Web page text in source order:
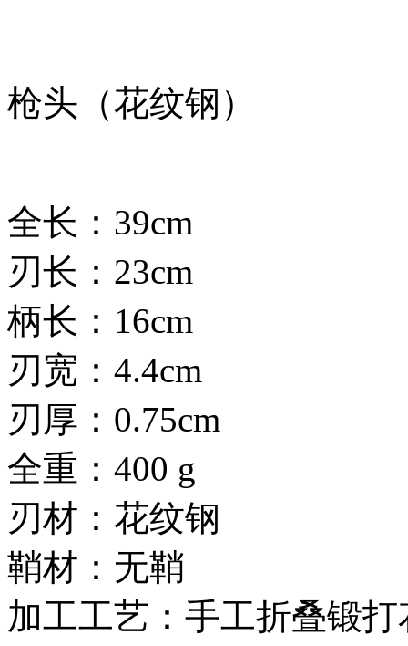
枪头（花纹钢）
全长：39cm
刃长：23cm
柄长：16cm
刃宽：4.4cm
刃厚：0.75cm
全重：400 g
刃材：花纹钢
鞘材：无鞘
加工工艺：手工折叠锻